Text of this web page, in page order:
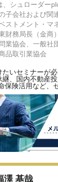
、シュローダー
子会社および関
ストメント・
務局長（金商
業協会、一般社
品取引業協会
たいセミナーが必
、国内不動産投
保険活用など、
澤 基哉